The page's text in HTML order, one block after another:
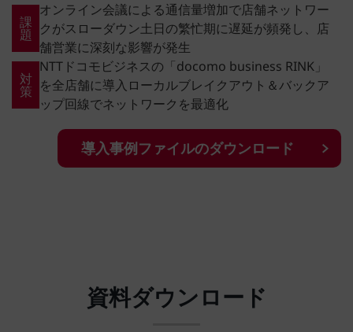
課
題
オンライン会議による通信量増加で店舗ネットワー
クがスローダウン土日の繁忙期に遅延が頻発し、店
舗営業に深刻な影響が発生
対
策
NTTドコモビジネスの「docomo business RINK」
を全店舗に導入ローカルブレイクアウト＆バックア
ップ回線でネットワークを最適化
導入事例ファイルのダウンロード
資料ダウンロード